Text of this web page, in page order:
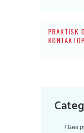
PRAKTISK
! Без